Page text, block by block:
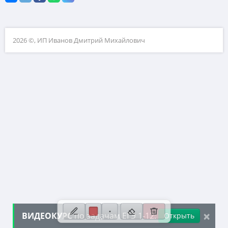
11. Графики функций
2026 ©, ИП Иванов Дмитрий Михайлович
×
ВИДЕОКУРСпо задачам ЕГЭ 1-12: Открыть